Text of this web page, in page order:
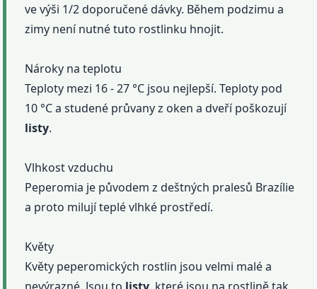
ve výši 1/2 doporučené dávky. Během podzimu a
zimy není nutné tuto rostlinku hnojit.
Nároky na teplotu
Teploty mezi 16 - 27 °C jsou nejlepší. Teploty pod
10 °C a studené průvany z oken a dveří poškozují
listy.
Vlhkost vzduchu
Peperomia je původem z deštných pralesů Brazílie
a proto milují teplé vlhké prostředí.
Květy
Květy peperomických rostlin jsou velmi malé a